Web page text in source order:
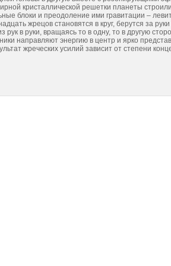
кристаллической решетки планеты
блоки и преодоление ими гравитации –
жрецов становятся в круг, берутся за
рук в руки, вращаясь то в одну, то в другую
направляют энергию в центр и ярко
жреческих усилий зависит от степени